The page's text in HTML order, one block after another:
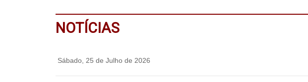
NOTÍCIAS
Sábado, 25 de Julho de 2026